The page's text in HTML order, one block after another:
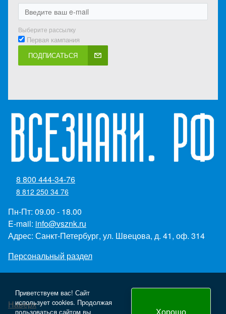
Выберите рассылку
Первая кампания
ПОДПИСАТЬСЯ
8 800 444-34-76
8 812 250 34 76
Пн-Пт: 09.00 - 18.00
E-mail: info@vsznk.ru
Адрес: Санкт-Петербург, ул. Швецова, д. 41, оф. 314
Персональный раздел
Наверх
Приветствуем вас! Сайт
использует cookies. Продолжая
пользоваться сайтом вы
Хорошо